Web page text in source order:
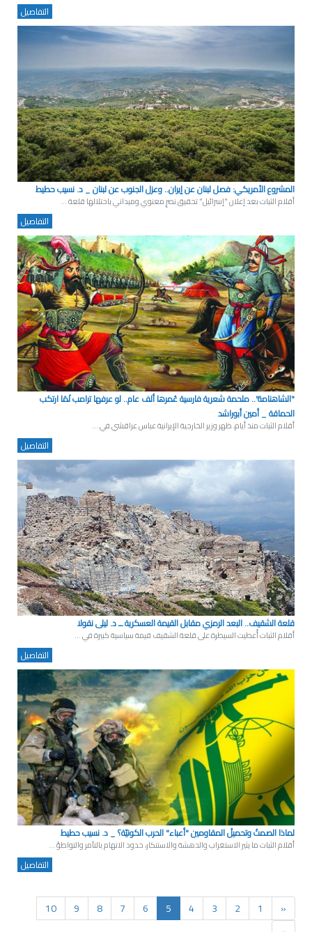
التفاصيل
المشروع الأمريكي: فصل لبنان عن إيران.. وعزل الجنوب عن لبنان _ د. نسيب حطيط
أقلام الثبات بعد إعلان "إسرائيل" تحقيق نصرٍ معنوي وميداني باحتلالها قلعة ...
التفاصيل
"الشاهنامة".. ملحمة شعرية فارسية عُمرها ألف عام.. لو عرفها ترامب لَمَا ارتكب
الحماقة _ أمين أبوراشد
أقلام الثبات منذ أيام، ظهر وزير الخارجية الإيرانية عباس عراقشي في ...
التفاصيل
قلعة الشقيف.. البعد الرمزي مقابل القيمة العسكرية ــ د. ليلى نقولا
أقلام الثبات أُعطيت السيطرة على قلعة الشقيف قيمة سياسية كبيرة في ...
التفاصيل
لماذا الصمتُ وتحميلُ المقاومين "أعباء" الحرب الكونيّة؟ _ د. نسيب حطيط
أقلام الثبات ما يثير الاستغراب والدهشة والاستنكار، حدود الاتهام بالتآمر والتواطؤ ...
التفاصيل
«
1
2
3
4
5
6
7
8
9
10